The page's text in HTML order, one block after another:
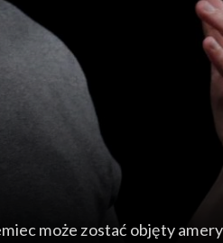
może zostać objęty